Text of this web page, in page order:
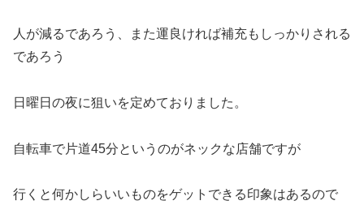
人が減るであろう、また運良ければ補充もしっかりされる
であろう
日曜日の夜に狙いを定めておりました。
自転車で片道45分というのがネックな店舗ですが
行くと何かしらいいものをゲットできる印象はあるので